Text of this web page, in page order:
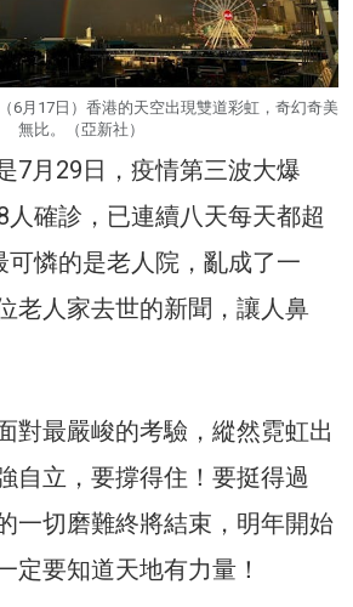
6月17日）香港的天空出現雙道彩虹，奇幻奇美
無比。（亞新社）
7月29日，疫情第三波大爆
確診，已連續八天每天都超
可憐的是老人院，亂成了一
老人家去世的新聞，讓人鼻
對最嚴峻的考驗，縱然霓虹出
自立，要撐得住！要挺得過
一切磨難終將結束，明年開始
定要知道天地有力量！